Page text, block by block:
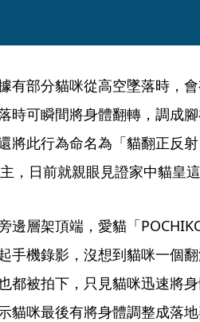
有部分貓咪從高空墜落時，
時可瞬間將身體翻轉，調成腳
將此行為命名為「貓翻正反
日前就親眼見證家中貓皇這
層架頂端，愛貓「
手機錄影，沒想到貓咪一個
都被拍下，只見貓咪迅速將
貓咪最後有將身體調整成落